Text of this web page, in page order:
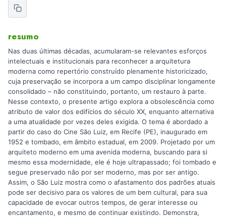
resumo
Nas duas últimas décadas, acumularam-se relevantes esforços
intelectuais e institucionais para reconhecer a arquitetura
moderna como repertório construído plenamente historicizado,
cuja preservação se incorpora a um campo disciplinar longamente
consolidado – não constituindo, portanto, um restauro à parte.
Nesse contexto, o presente artigo explora a obsolescência como
atributo de valor dos edifícios do século XX, enquanto alternativa
a uma atualidade por vezes deles exigida. O tema é abordado a
partir do caso do Cine São Luiz, em Recife (PE), inaugurado em
1952 e tombado, em âmbito estadual, em 2009. Projetado por um
arquiteto moderno em uma avenida moderna, buscando para si
mesmo essa modernidade, ele é hoje ultrapassado; foi tombado e
segue preservado não por ser moderno, mas por ser antigo.
Assim, o São Luiz mostra como o afastamento dos padrões atuais
pode ser decisivo para os valores de um bem cultural, para sua
capacidade de evocar outros tempos, de gerar interesse ou
encantamento, e mesmo de continuar existindo. Demonstra,